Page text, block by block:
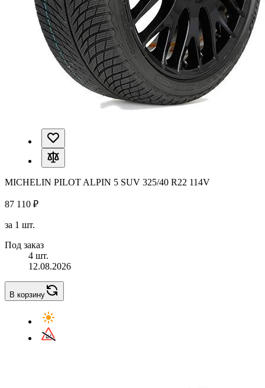
MICHELIN PILOT ALPIN 5 SUV 325/40 R22 114V
87 110 ₽
за 1 шт.
Под заказ
4 шт.
12.08.2026
В корзину